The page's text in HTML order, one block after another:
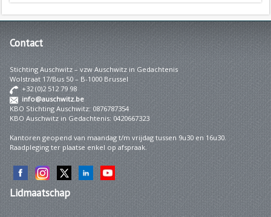
Contact
Stichting Auschwitz – vzw Auschwitz in Gedachtenis
Wolstraat 17/Bus 50 – B-1000 Brussel
+32 (0)2 512 79 98
info@auschwitz.be
KBO Stichting Auschwitz: 0876787354
KBO Auschwitz in Gedachtenis: 0420667323
Kantoren geopend van maandag t/m vrijdag tussen 9u30 en 16u30.
Raadpleging ter plaatse enkel op afspraak.
Lidmaatschap